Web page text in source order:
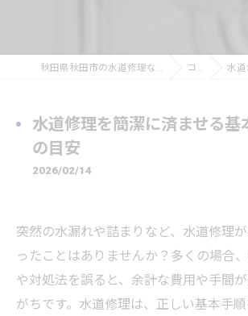
秋田県秋田市の水道修理ならショーケンシステムス コラム 水道修
水道修理を簡潔に済ませる基
の目安
2026/02/14
突然の水漏れや詰まりなど、水道修理
ったことはありませんか？多くの場合
や対処法を誤ると、余計な費用や手間
がちです。水道修理は、正しい基本手